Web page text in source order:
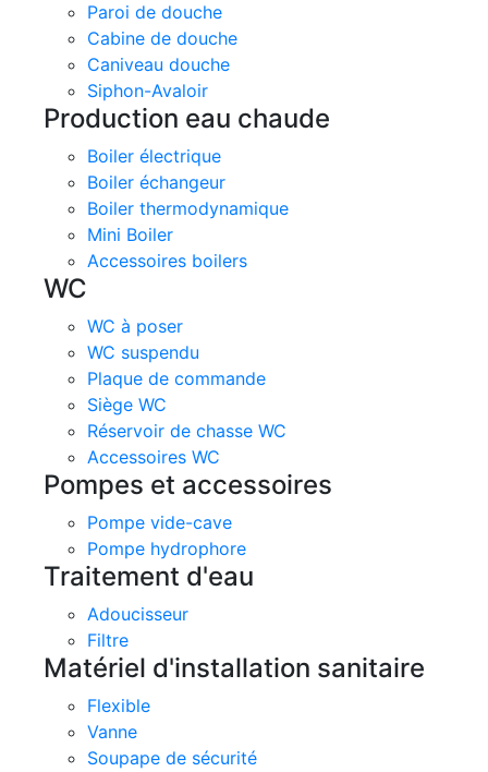
Paroi de douche
Cabine de douche
Caniveau douche
Siphon-Avaloir
Production eau chaude
Boiler électrique
Boiler échangeur
Boiler thermodynamique
Mini Boiler
Accessoires boilers
WC
WC à poser
WC suspendu
Plaque de commande
Siège WC
Réservoir de chasse WC
Accessoires WC
Pompes et accessoires
Pompe vide-cave
Pompe hydrophore
Traitement d'eau
Adoucisseur
Filtre
Matériel d'installation sanitaire
Flexible
Vanne
Soupape de sécurité